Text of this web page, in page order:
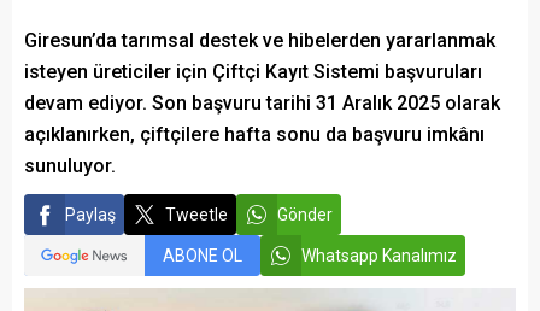
Giresun’da tarımsal destek ve hibelerden yararlanmak
isteyen üreticiler için Çiftçi Kayıt Sistemi başvuruları
devam ediyor. Son başvuru tarihi 31 Aralık 2025 olarak
açıklanırken, çiftçilere hafta sonu da başvuru imkânı
sunuluyor.
Paylaş Tweetle Gönder
ABONE OL Whatsapp Kanalımız